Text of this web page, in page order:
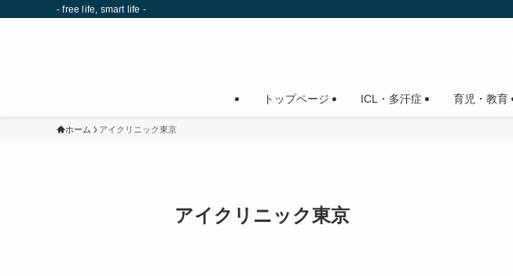
- free life, smart life -
トップページ ICL・多汗症 育児・教育
ホーム アイクリニック東京
アイクリニック東京